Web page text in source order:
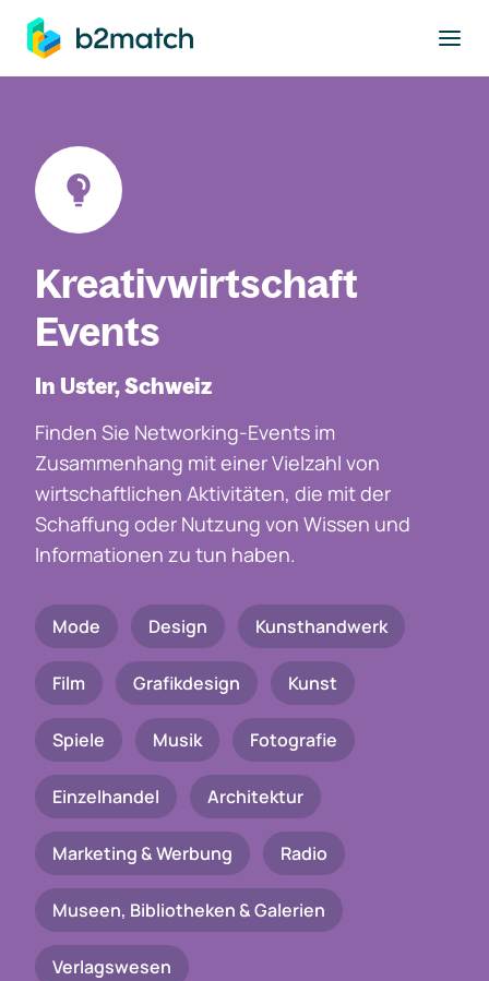
springen
Kreativwirtschaft
Events
In Uster, Schweiz
Finden Sie Networking-Events im
Zusammenhang mit einer Vielzahl von
wirtschaftlichen Aktivitäten, die mit der
Schaffung oder Nutzung von Wissen und
Informationen zu tun haben.
Mode Design Kunsthandwerk
Film Grafikdesign Kunst
Spiele Musik Fotografie
Einzelhandel Architektur
Marketing & Werbung Radio
Museen, Bibliotheken & Galerien
Verlagswesen